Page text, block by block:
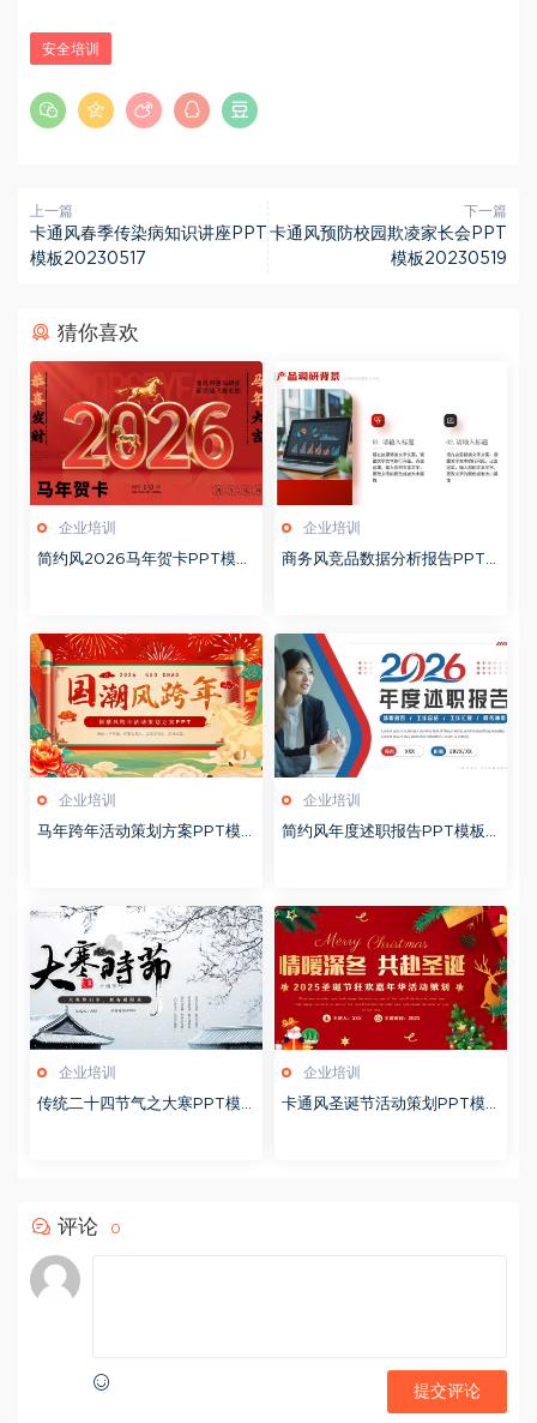
安全培训
上一篇
卡通风春季传染病知识讲座PPT
模板20230517
下一篇
卡通风预防校园欺凌家长会PPT
模板20230519
猜你喜欢
企业培训
简约风2026马年贺卡PPT模板
企业培训
商务风竞品数据分析报告PPT
企业培训
马年跨年活动策划方案PPT模
企业培训
简约风年度述职报告PPT模板2
企业培训
传统二十四节气之大寒PPT模
企业培训
卡通风圣诞节活动策划PPT模
评论 0
提交评论